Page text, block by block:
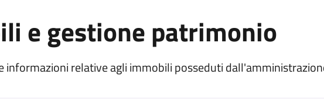
e gestione patrimonio
informazioni relative agli immobili posseduti